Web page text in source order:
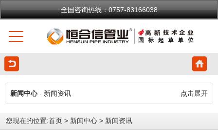
全国咨询热线：0757-83166038
新闻中心- 新闻资讯 点击展开
您现在的位置:首页 > 新闻中心 > 新闻资讯